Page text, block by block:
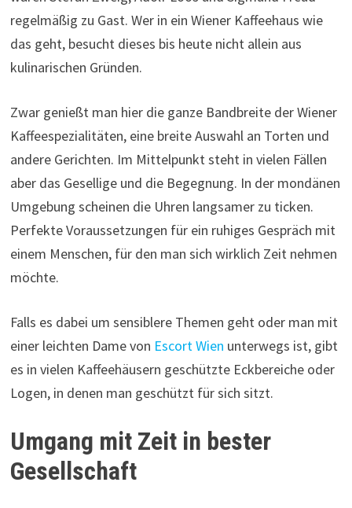
regelmäßig zu Gast. Wer in ein Wiener Kaffeehaus wie
das geht, besucht dieses bis heute nicht allein aus
kulinarischen Gründen.
Zwar genießt man hier die ganze Bandbreite der Wiener
Kaffeespezialitäten, eine breite Auswahl an Torten und
andere Gerichten. Im Mittelpunkt steht in vielen Fällen
aber das Gesellige und die Begegnung. In der mondänen
Umgebung scheinen die Uhren langsamer zu ticken.
Perfekte Voraussetzungen für ein ruhiges Gespräch mit
einem Menschen, für den man sich wirklich Zeit nehmen
möchte.
Falls es dabei um sensiblere Themen geht oder man mit
einer leichten Dame von Escort Wien unterwegs ist, gibt
es in vielen Kaffeehäusern geschützte Eckbereiche oder
Logen, in denen man geschützt für sich sitzt.
Umgang mit Zeit in bester
Gesellschaft